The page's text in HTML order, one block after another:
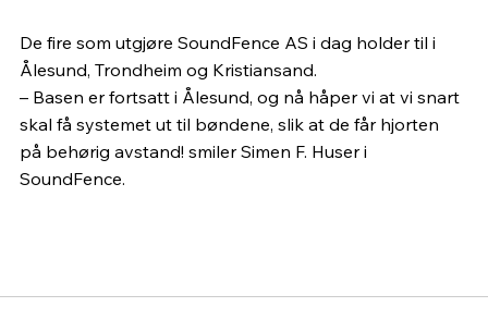
De fire som utgjøre SoundFence AS i dag holder til i
Ålesund, Trondheim og Kristiansand.
– Basen er fortsatt i Ålesund, og nå håper vi at vi snart
skal få systemet ut til bøndene, slik at de får hjorten
på behørig avstand! smiler Simen F. Huser i
SoundFence.